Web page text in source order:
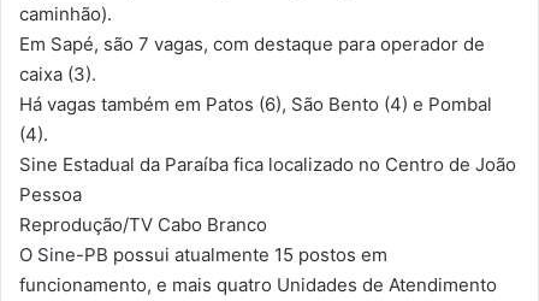
caminhão).
Em Sapé, são 7 vagas, com destaque para operador de
caixa (3).
Há vagas também em Patos (6), São Bento (4) e Pombal
(4).
Sine Estadual da Paraíba fica localizado no Centro de João
Pessoa
Reprodução/TV Cabo Branco
O Sine-PB possui atualmente 15 postos em
funcionamento, e mais quatro Unidades de Atendimento